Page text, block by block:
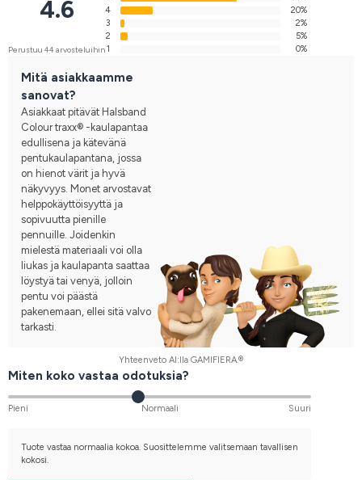
4.6
Perustuu 44 arvosteluihin
4
20%
3
2%
2
5%
1
0%
Mitä asiakkaamme
sanovat?
Asiakkaat pitävät Halsband
Colour traxx® -kaulapantaa
edullisena ja kätevänä
pentukaulapantana, jossa
on hienot värit ja hyvä
näkyvyys. Monet arvostavat
helppokäyttöisyyttä ja
sopivuutta pienille
pennuille. Joidenkin
mielestä materiaali voi olla
liukas ja kaulapanta saattaa
löystyä tai venyä, jolloin
pentu voi päästä
pakenemaan, ellei sitä valvo
tarkasti.
Yhteenveto AI:lla GAMIFIERA.®
Miten koko vastaa odotuksia?
Pieni Normaali Suuri
Tuote vastaa normaalia kokoa. Suosittelemme valitsemaan tavallisen
kokosi.